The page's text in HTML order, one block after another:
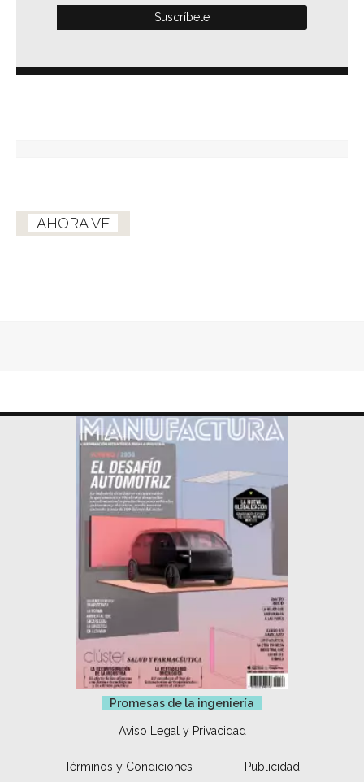
AHORA VE
Promesas de la ingeniería
Aviso Legal y Privacidad
Términos y Condiciones Publicidad